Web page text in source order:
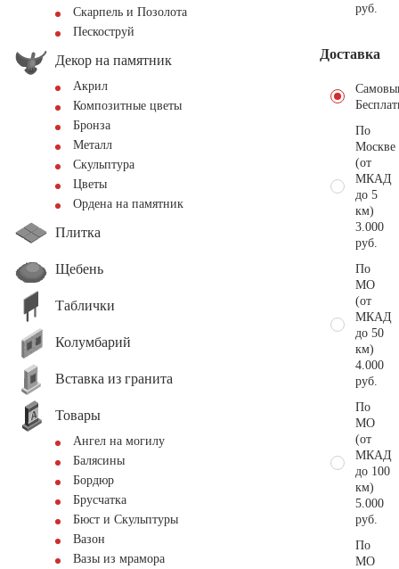
Скарпель и Позолота
Пескоструй
Декор на памятник
Акрил
Композитные цветы
Бронза
Металл
Скульптура
Цветы
Ордена на памятник
Плитка
Щебень
Таблички
Колумбарий
Вставка из гранита
Товары
Ангел на могилу
Балясины
Бордюр
Брусчатка
Бюст и Скульптуры
Вазон
Вазы из мрамора
руб.
Доставка
По
Москве
(от
МКАД
до 5
км)
3.000
руб.
По
МО
(от
МКАД
до 50
км)
4.000
руб.
По
МО
(от
МКАД
до 100
км)
5.000
руб.
По
МО